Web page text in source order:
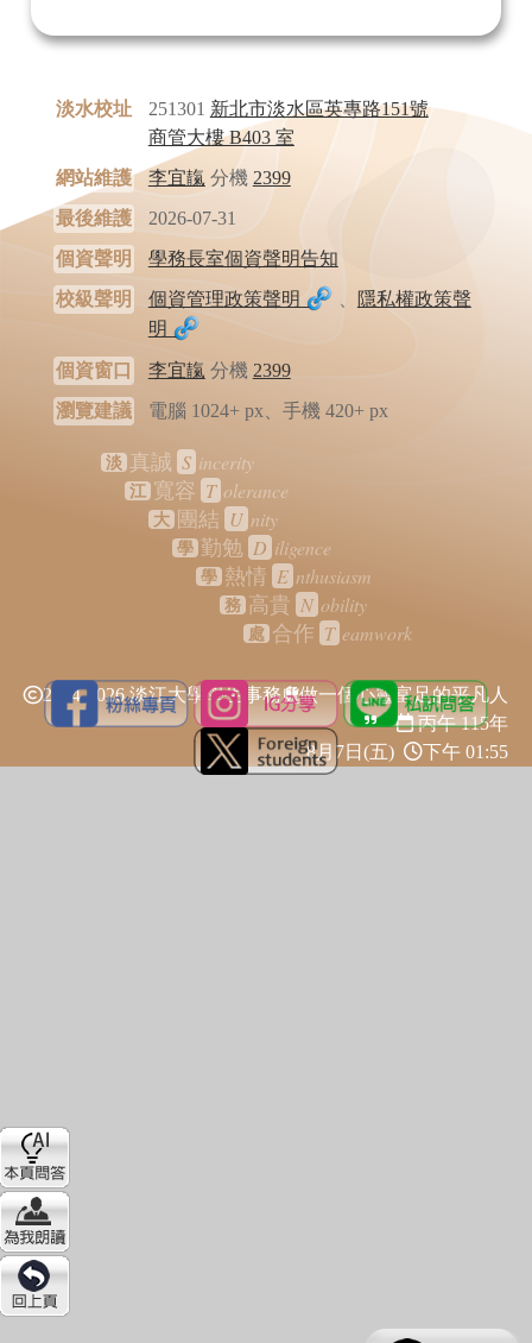
淡水校址 251301 新北市淡水區英專路151號
商管大樓 B403 室
網站維護
李宜靝 分機 2399
最後維護
2026-07-31
個資聲明
學務長室個資聲明告知
校級聲明
個資管理政策聲明
隱私權政策聲
明
個資窗口 李宜靝 分機 2399
瀏覽建議
電腦 1024+ px、手機 420+ px
淡 真誠 S incerity
江 寬容 T olerance
大 團結 U nity
學 勤勉 D iligence
學 熱情 E nthusiasm
務 高貴 N obility
處 合作 T eamwork
2024-2026 淡江大學學生事務處做一個心靈富足的平凡人
丙午 115年
8月7日(五)
下午 01:55